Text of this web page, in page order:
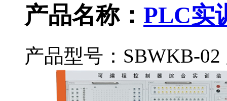
产品名称： PLC实
产品型号：SBWKB-02